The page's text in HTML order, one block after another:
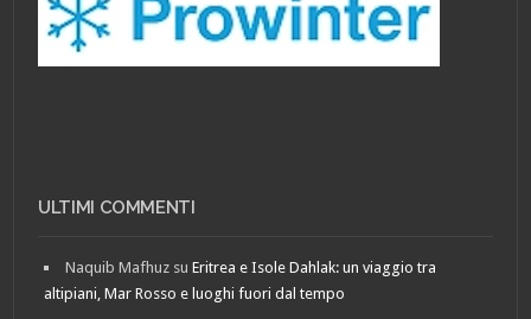
ULTIMI COMMENTI
Naquib Mafhuz suEritrea e Isole Dahlak: un viaggio tra
altipiani, Mar Rosso e luoghi fuori dal tempo